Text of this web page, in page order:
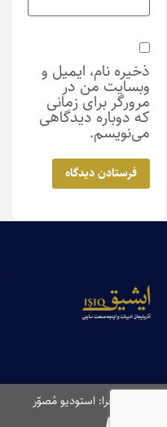
ذخیره نام، ایمیل و
وبسایت من در
مرورگر برای زمانی
که دوباره دیدگاهی
می‌نویسم.
طراحی و اجرا: استودیو مُصوّر